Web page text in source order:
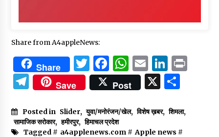
Share from A4appleNews:
Share Twitter
Facebook
WhatsApp
Email
Telegram
Save Post X
Posted in Slider, युवा/मनोरंजन/खेल, विशेष ख़बर, शिमला,
सामाजिक सरोकार, हमीरपुर, हिमाचल प्रदेश
Tagged # a4applenews.com# Apple news #